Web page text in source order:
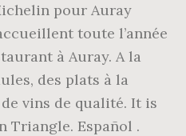
pour Auray
toute l’année
à Auray. A la
des plats à la
vins de qualité. It is
Triangle. Español .